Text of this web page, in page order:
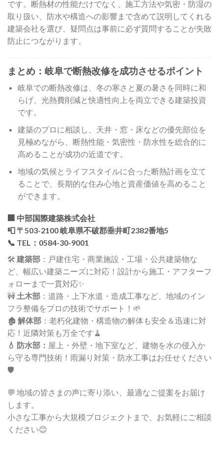
です。断熱材の性能だけでなく、施工方法や気密・防湿の
取り扱い、防水や構造への影響まで含めて説明してくれる
建築会社を選び、疑問点は事前に必ず質問することが失敗
防止につながります。
まとめ：岐阜で断熱改修を成功させるポイント
岐阜での断熱改修は、冬の寒さと夏の暑さを同時に和
らげ、光熱費削減と快適性向上を両立できる建築投資
です。
建築のプロに相談し、天井・窓・床などの優先部位を
見極めながら、断熱性能・気密性・防水性を総合的に
高めることが成功の近道です。
地域の気候とライフスタイルに合った断熱計画を立て
ることで、長期的な住み心地と資産価値を高めること
ができます。
中部国際建築株式会社
📮 〒503-2100 岐阜県不破郡垂井町2382番地5
📞 TEL：0584-30-9001
🛠️ 建築部 ：戸建住宅・商業施設・工場・公共建築物な
ど、幅広い建築ニーズに対応！設計から施工・アフターフ
ォローまで一貫対応✨
🚧 土木部 ：道路・上下水道・造成工事など、地域のイン
フラ整備をプロの技術でサポート！🌱
🏚️ 解体部 ：老朽化建物・構造物の解体も安全＆迅速に対
応！近隣対策も万全です🧹
💧 防水部： 屋上・外壁・地下室など、建物を水の侵入か
ら守る専門技術！雨漏り対策・防水工事はお任せください
🛡️
💬 地域の皆さまの声に寄り添い、最適なご提案をお届け
します。
小さな工事から大規模プロジェクトまで、お気軽にご相談
ください😊